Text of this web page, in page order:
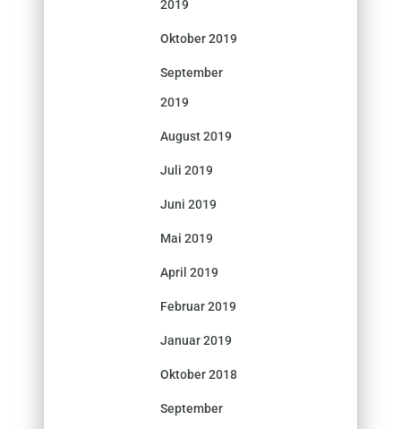
2019
Oktober 2019
September
2019
August 2019
Juli 2019
Juni 2019
Mai 2019
April 2019
Februar 2019
Januar 2019
Oktober 2018
September